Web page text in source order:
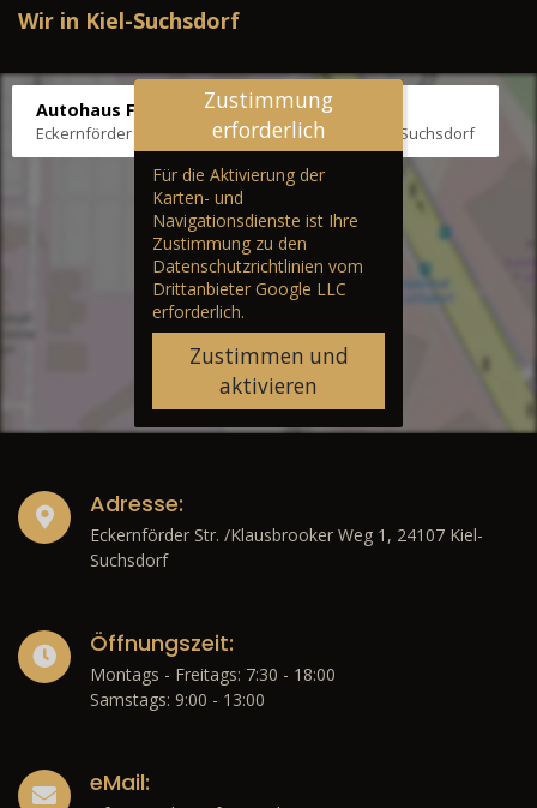
Wir in Kiel-Suchsdorf
Autohaus Fräter
Eckernförder Str. /Klausbrooker Weg 1, 24107 Kiel-Suchsdorf
Zustimmung
erforderlich
Für die Aktivierung der
Karten- und
Navigationsdienste ist Ihre
Zustimmung zu den
Datenschutzrichtlinien vom
Drittanbieter Google LLC
erforderlich.
Zustimmen und
aktivieren
Adresse:
Eckernförder Str. /Klausbrooker Weg 1, 24107 Kiel-
Suchsdorf
Öffnungszeit:
Montags - Freitags: 7:30 - 18:00
Samstags: 9:00 - 13:00
eMail: